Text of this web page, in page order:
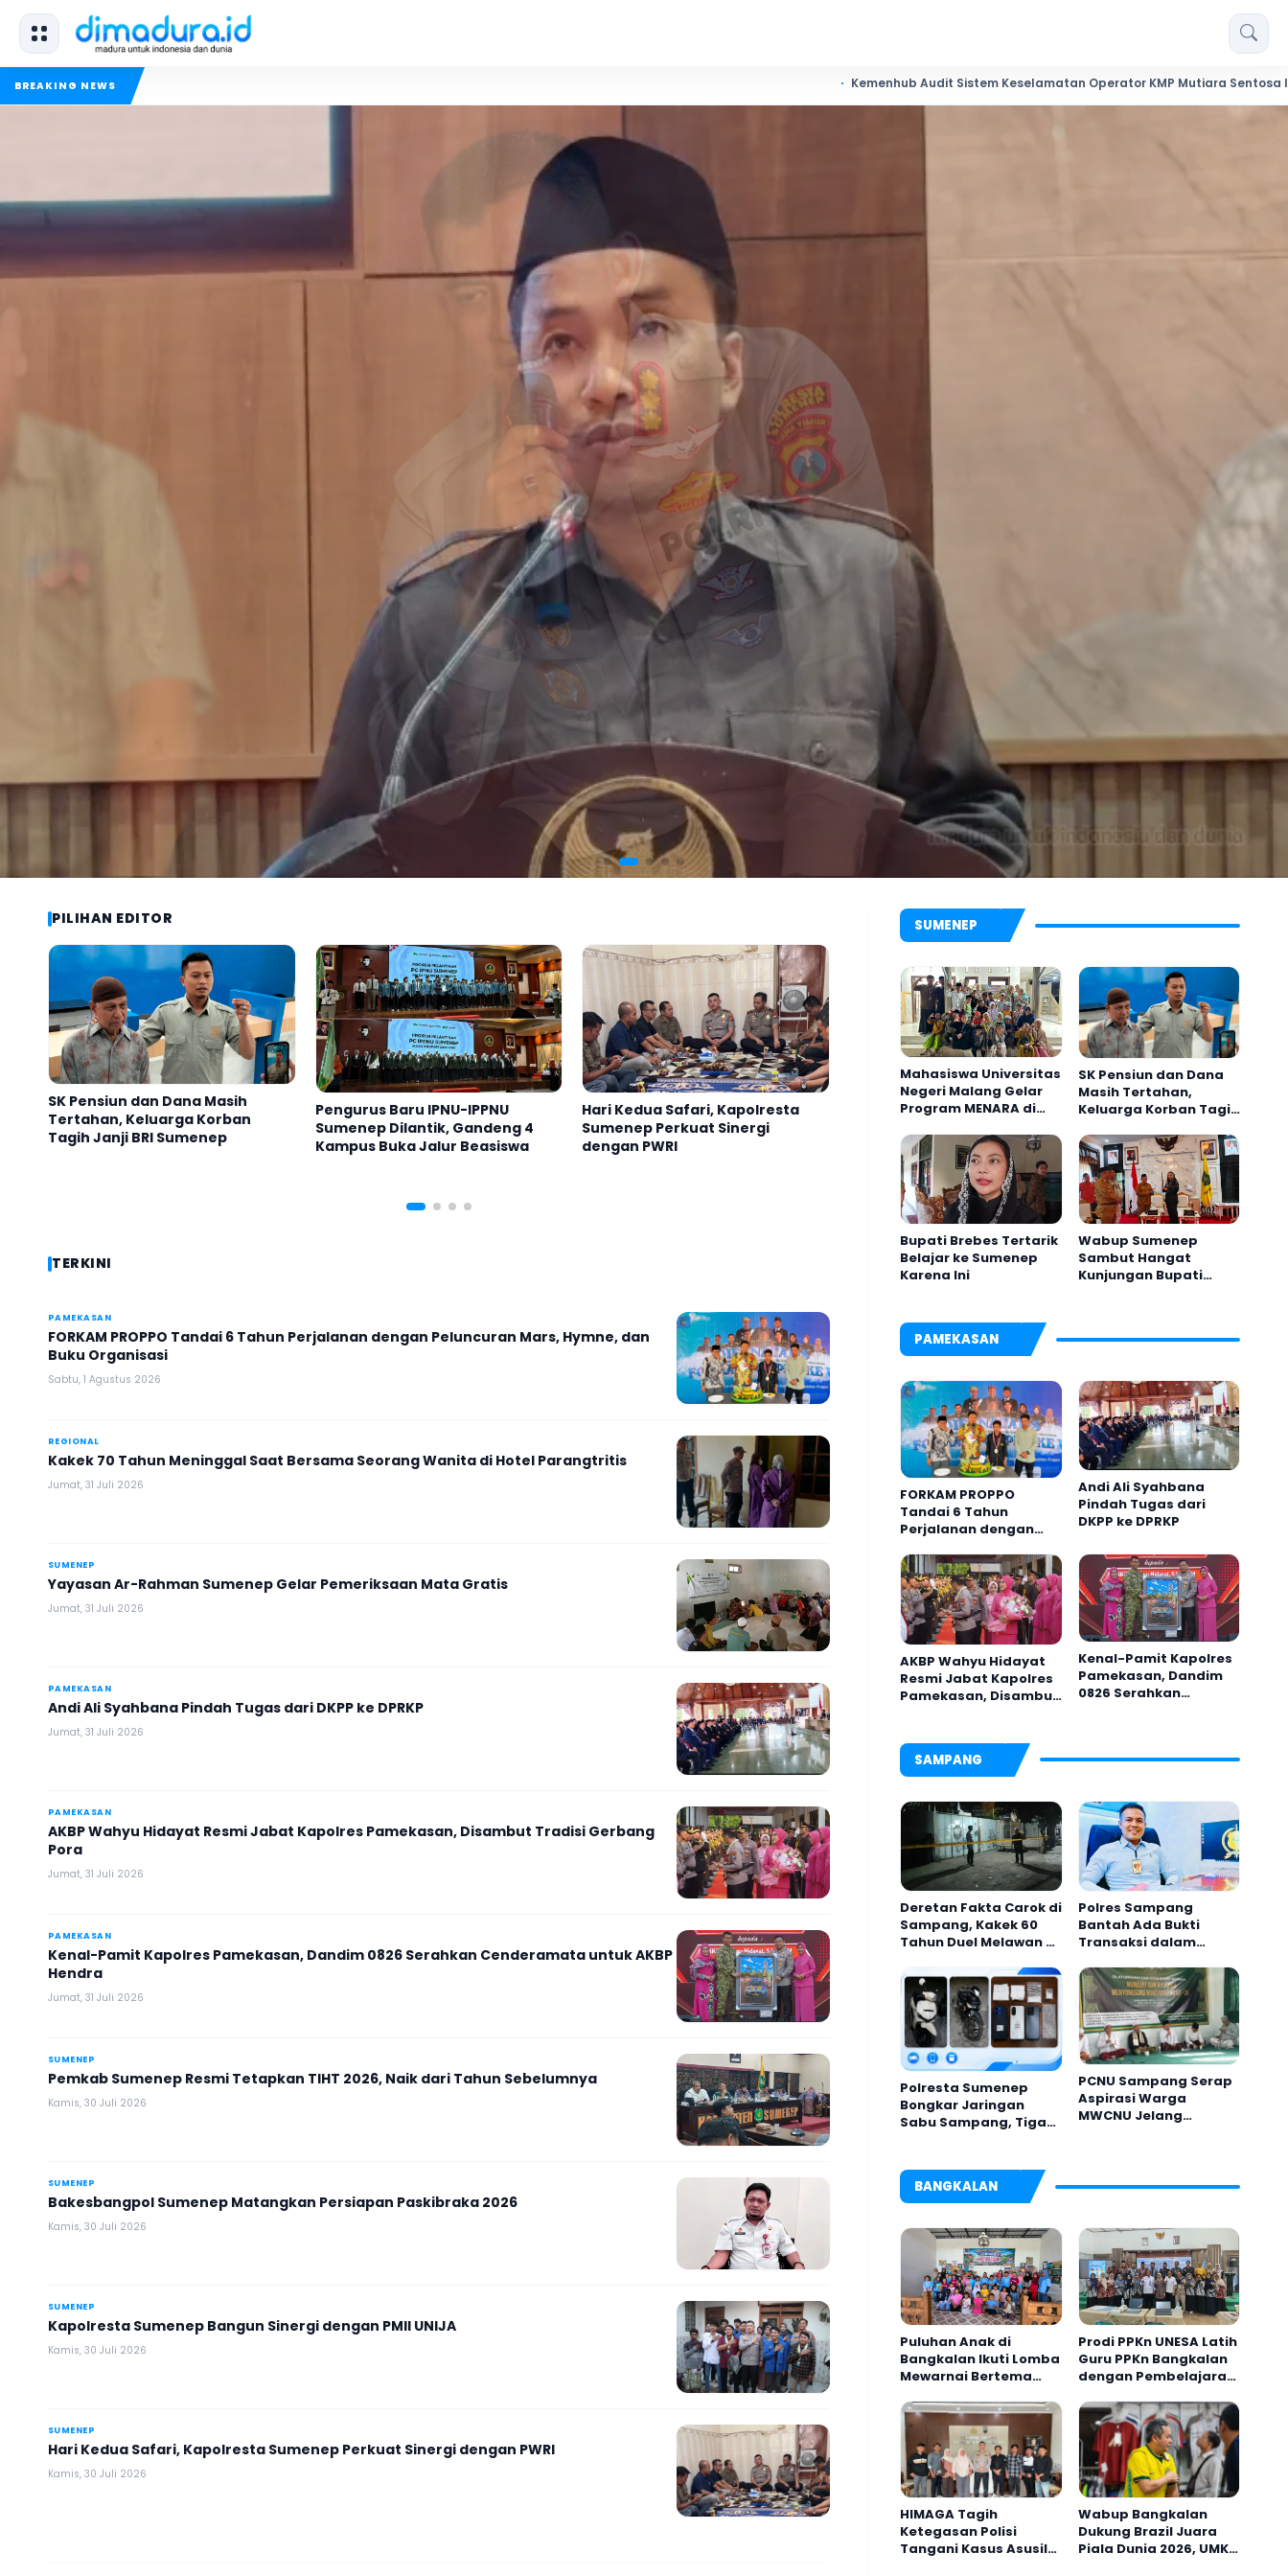
BREAKING NEWS Kemenhub Audit Sistem Keselamatan Operator KMP Mutiara Sentosa II
SUMENEP
Kapolresta Sumenep Nilai Kenaikan Status Polresta Tak Berkaitan dengan Wacana Kabupaten Kepulauan
SUMENEP
Komisi I DPRD Minta Roadmap Kabupaten Kepulauan Sumenep Diperjelas
Kabupaten Sumenep Kepulauan: Fondasi Baru Menuju Provinsi Madura?
Kabupaten Kepulauan: Perbatasan Daratan, dan Sebuah Tugu yang Membingungkan
Polres Jadi Polresta, Layakkah Sumenep Jadi Kabupaten Kepulauan?
PILIHAN EDITOR
SK Pensiun dan Dana Masih
Tertahan, Keluarga Korban
Tagih Janji BRI Sumenep
Pengurus Baru IPNU-IPPNU
Sumenep Dilantik, Gandeng 4
Kampus Buka Jalur Beasiswa
Hari Kedua Safari, Kapolresta
Sumenep Perkuat Sinergi
dengan PWRI
Kapolresta Sumenep Janji
Mapolresta
Resmikan Arinna
Spa, Destinasi
Premium Baru di
TERKINI
PAMEKASAN
FORKAM PROPPO Tandai 6 Tahun Perjalanan dengan Peluncuran Mars, Hymne, dan
Buku Organisasi
Sabtu, 1 Agustus 2026
REGIONAL
Kakek 70 Tahun Meninggal Saat Bersama Seorang Wanita di Hotel Parangtritis
Jumat, 31 Juli 2026
SUMENEP
Yayasan Ar-Rahman Sumenep Gelar Pemeriksaan Mata Gratis
Jumat, 31 Juli 2026
PAMEKASAN
Andi Ali Syahbana Pindah Tugas dari DKPP ke DPRKP
Jumat, 31 Juli 2026
PAMEKASAN
AKBP Wahyu Hidayat Resmi Jabat Kapolres Pamekasan, Disambut Tradisi Gerbang
Pora
Jumat, 31 Juli 2026
PAMEKASAN
Kenal-Pamit Kapolres Pamekasan, Dandim 0826 Serahkan Cenderamata untuk AKBP
Hendra
Jumat, 31 Juli 2026
SUMENEP
Pemkab Sumenep Resmi Tetapkan TIHT 2026, Naik dari Tahun Sebelumnya
Kamis, 30 Juli 2026
SUMENEP
Bakesbangpol Sumenep Matangkan Persiapan Paskibraka 2026
Kamis, 30 Juli 2026
SUMENEP
Kapolresta Sumenep Bangun Sinergi dengan PMII UNIJA
Kamis, 30 Juli 2026
SUMENEP
Hari Kedua Safari, Kapolresta Sumenep Perkuat Sinergi dengan PWRI
Kamis, 30 Juli 2026
SUMENEP
Mahasiswa Universitas
Negeri Malang Gelar
Program MENARA di
SK Pensiun dan Dana
Masih Tertahan,
Keluarga Korban Tagih
Bupati Brebes Tertarik
Belajar ke Sumenep
Karena Ini
Wabup Sumenep
Sambut Hangat
Kunjungan Bupati
PAMEKASAN
FORKAM PROPPO
Tandai 6 Tahun
Perjalanan dengan
Hymne, dan Buku
Organisasi
Andi Ali Syahbana
Pindah Tugas dari
DKPP ke DPRKP
AKBP Wahyu Hidayat
Resmi Jabat Kapolres
Pamekasan, Disambut
Kenal-Pamit Kapolres
Pamekasan, Dandim
0826 Serahkan
SAMPANG
Deretan Fakta Carok di
Sampang, Kakek 60
Tahun Duel Melawan 2
Polres Sampang
Bantah Ada Bukti
Transaksi dalam
Anak 27 Tersangka
Polresta Sumenep
Bongkar Jaringan
Sabu Sampang, Tiga
PCNU Sampang Serap
Aspirasi Warga
MWCNU Jelang
BANGKALAN
Puluhan Anak di
Bangkalan Ikuti Lomba
Mewarnai Bertema
Prodi PPKn UNESA Latih
Guru PPKn Bangkalan
dengan Pembelajaran
HIMAGA Tagih
Ketegasan Polisi
Tangani Kasus Asusila
Wabup Bangkalan
Dukung Brazil Juara
Piala Dunia 2026, UMKM